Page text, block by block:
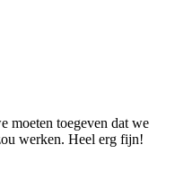
moeten toegeven dat we
werken. Heel erg fijn!